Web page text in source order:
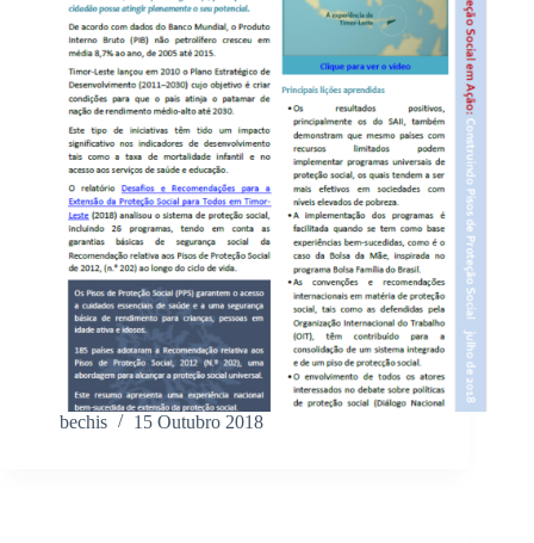
bechis 15 Outubro 2018